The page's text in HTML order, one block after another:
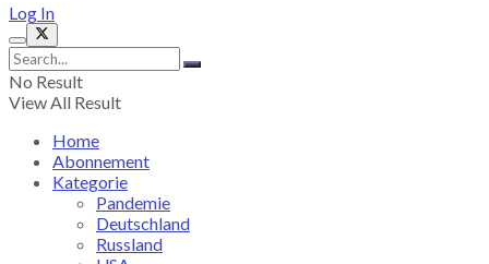
Log In
No Result
View All Result
Home
Abonnement
Kategorie
Pandemie
Deutschland
Russland